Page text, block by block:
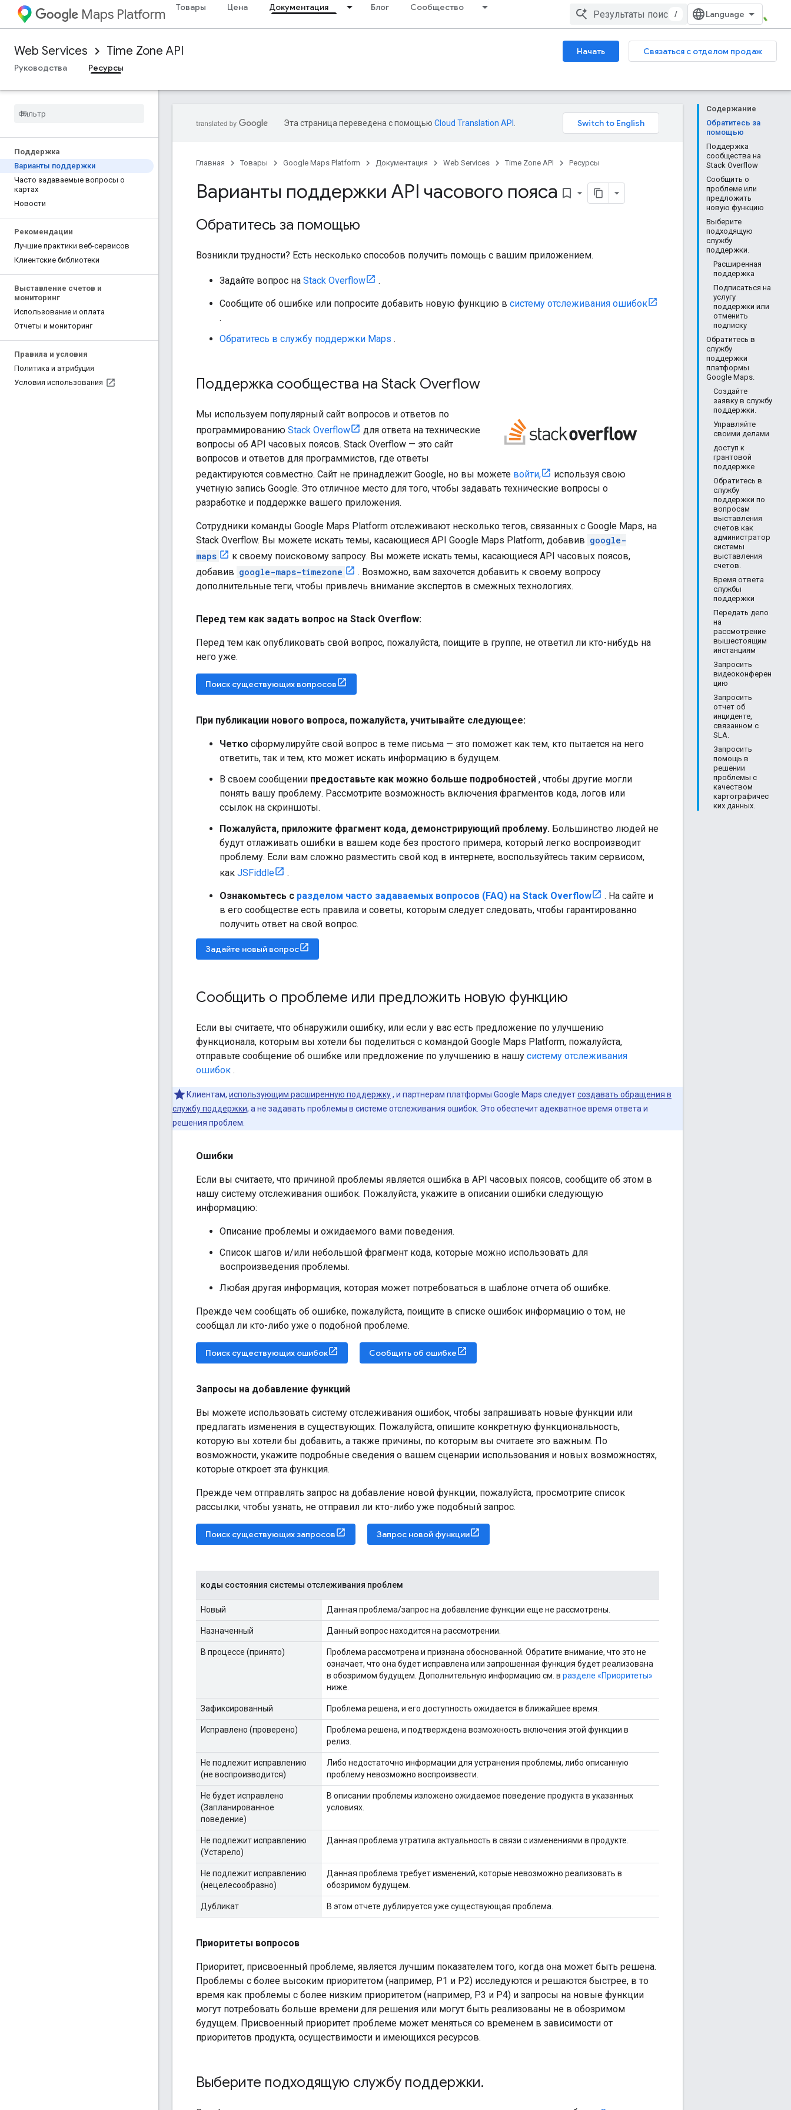
Maps Platform Товары Цена Документация Блог Сообщество
/
Web Services Time Zone API Начать
Связаться с отделом продаж
Руководства
Ресурсы
Поддержка
Варианты поддержки
Часто задаваемые вопросы о
картах
Новости
Рекомендации
Лучшие практики веб-сервисов
Клиентские библиотеки
Выставление счетов и
мониторинг
Использование и оплата
Отчеты и мониторинг
Правила и условия
Политика и атрибуция
Условия использования
Содержание
Обратитесь за
помощью
Поддержка
сообщества на
Stack Overflow
Сообщить о
проблеме или
предложить
новую функцию
Выберите
подходящую
службу
поддержки.
Расширенная
поддержка
Подписаться на
услугу
поддержки или
отменить
подписку
Обратитесь в
службу
поддержки
платформы
Google Maps.
Создайте
заявку в службу
поддержки.
Управляйте
своими делами
доступ к
грантовой
поддержке
Обратитесь в
службу
поддержки по
вопросам
выставления
счетов как
администратор
системы
выставления
счетов.
Время ответа
службы
поддержки
Передать дело
на
рассмотрение
вышестоящим
инстанциям
Запросить
видеоконферен
цию
Запросить
отчет об
инциденте,
связанном с
SLA.
Запросить
помощь в
решении
проблемы с
качеством
картографичес
ких данных.
Эта страница переведена с помощью Cloud Translation API
Главная Товары Google Maps Platform Документация Web Services Time Zone API Ресурсы
Варианты поддержки API часового пояса bookmark_border
Обратитесь за помощью
Возникли трудности? Есть несколько способов получить помощь с вашим приложением.
Задайте вопрос на Stack Overflow .
Сообщите об ошибке или попросите добавить новую функцию в систему отслеживания ошибок
.
Обратитесь в службу поддержки Maps .
Поддержка сообщества на Stack Overflow
Мы используем популярный сайт вопросов и ответов по
программированию Stack Overflow
для ответа на технические
вопросы об API часовых поясов. Stack Overflow — это сайт
вопросов и ответов для программистов, где ответы
редактируются совместно. Сайт не принадлежит Google, но вы можете войти,
используя свою
учетную запись Google. Это отличное место для того, чтобы задавать технические вопросы о
разработке и поддержке вашего приложения.
Сотрудники команды Google Maps Platform отслеживают несколько тегов, связанных с Google Maps, на
Stack Overflow. Вы можете искать темы, касающиеся API Google Maps Platform, добавив google-
maps
к своему поисковому запросу. Вы можете искать темы, касающиеся API часовых поясов,
добавив google-maps-timezone
. Возможно, вам захочется добавить к своему вопросу
дополнительные теги, чтобы привлечь внимание экспертов в смежных технологиях.
Перед тем как задать вопрос на Stack Overflow:
Перед тем как опубликовать свой вопрос, пожалуйста, поищите в группе, не ответил ли кто-нибудь на
него уже.
Поиск существующих вопросов
При публикации нового вопроса, пожалуйста, учитывайте следующее:
Четко сформулируйте свой вопрос в теме письма — это поможет как тем, кто пытается на него
ответить, так и тем, кто может искать информацию в будущем.
В своем сообщении предоставьте как можно больше подробностей , чтобы другие могли
понять вашу проблему. Рассмотрите возможность включения фрагментов кода, логов или
ссылок на скриншоты.
Пожалуйста, приложите фрагмент кода, демонстрирующий проблему. Большинство людей не
будут отлаживать ошибки в вашем коде без простого примера, который легко воспроизводит
проблему. Если вам сложно разместить свой код в интернете, воспользуйтесь таким сервисом,
как JSFiddle .
Ознакомьтесь с разделом часто задаваемых вопросов (FAQ) на Stack Overflow
. На сайте и
в его сообществе есть правила и советы, которым следует следовать, чтобы гарантированно
получить ответ на свой вопрос.
Задайте новый вопрос
Сообщить о проблеме или предложить новую функцию
Если вы считаете, что обнаружили ошибку, или если у вас есть предложение по улучшению
функционала, которым вы хотели бы поделиться с командой Google Maps Platform, пожалуйста,
отправьте сообщение об ошибке или предложение по улучшению в нашу систему отслеживания
ошибок .
Клиентам, использующим расширенную поддержку, и партнерам платформы Google Maps следуетсоздавать обращения в
службу поддержки, а не задавать проблемы в системе отслеживания ошибок. Это обеспечит адекватное время ответа и
решения проблем.
Ошибки
Если вы считаете, что причиной проблемы является ошибка в API часовых поясов, сообщите об этом в
нашу систему отслеживания ошибок. Пожалуйста, укажите в описании ошибки следующую
информацию:
Описание проблемы и ожидаемого вами поведения.
Список шагов и/или небольшой фрагмент кода, которые можно использовать для
воспроизведения проблемы.
Любая другая информация, которая может потребоваться в шаблоне отчета об ошибке.
Прежде чем сообщать об ошибке, пожалуйста, поищите в списке ошибок информацию о том, не
сообщал ли кто-либо уже о подобной проблеме.
Поиск существующих ошибок Сообщить об ошибке
Запросы на добавление функций
Вы можете использовать систему отслеживания ошибок, чтобы запрашивать новые функции или
предлагать изменения в существующих. Пожалуйста, опишите конкретную функциональность,
которую вы хотели бы добавить, а также причины, по которым вы считаете это важным. По
возможности, укажите подробные сведения о вашем сценарии использования и новых возможностях,
которые откроет эта функция.
Прежде чем отправлять запрос на добавление новой функции, пожалуйста, просмотрите список
рассылки, чтобы узнать, не отправил ли кто-либо уже подобный запрос.
Поиск существующих запросов Запрос новой функции
коды состояния системы отслеживания проблем
Новый Данная проблема/запрос на добавление функции еще не рассмотрены.
Назначенный Данный вопрос находится на рассмотрении.
В процессе (принято)
Проблема рассмотрена и признана обоснованной. Обратите внимание, что это не
означает, что она будет исправлена ​​или запрошенная функция будет реализована
в обозримом будущем. Дополнительную информацию см. в разделе «Приоритеты»
ниже.
Зафиксированный Проблема решена, и его доступность ожидается в ближайшее время.
Исправлено (проверено)
Проблема решена, и подтверждена возможность включения этой функции в
релиз.
Не подлежит исправлению
(не воспроизводится)
Либо недостаточно информации для устранения проблемы, либо описанную
проблему невозможно воспроизвести.
Не будет исправлено
(Запланированное
поведение)
В описании проблемы изложено ожидаемое поведение продукта в указанных
условиях.
Не подлежит исправлению
(Устарело)
Данная проблема утратила актуальность в связи с изменениями в продукте.
Не подлежит исправлению
(нецелесообразно)
Данная проблема требует изменений, которые невозможно реализовать в
обозримом будущем.
Дубликат В этом отчете дублируется уже существующая проблема.
Приоритеты вопросов
Приоритет, присвоенный проблеме, является лучшим показателем того, когда она может быть решена.
Проблемы с более высоким приоритетом (например, P1 и P2) исследуются и решаются быстрее, в то
время как проблемы с более низким приоритетом (например, P3 и P4) и запросы на новые функции
могут потребовать больше времени для решения или могут быть реализованы не в обозримом
будущем. Присвоенный приоритет проблеме может меняться со временем в зависимости от
приоритетов продукта, осуществимости и имеющихся ресурсов.
Выберите подходящую службу поддержки.